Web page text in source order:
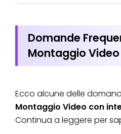
Domande
Montaggio Video
Ecco alcune delle
Montaggio Video con
Continua a leggere per